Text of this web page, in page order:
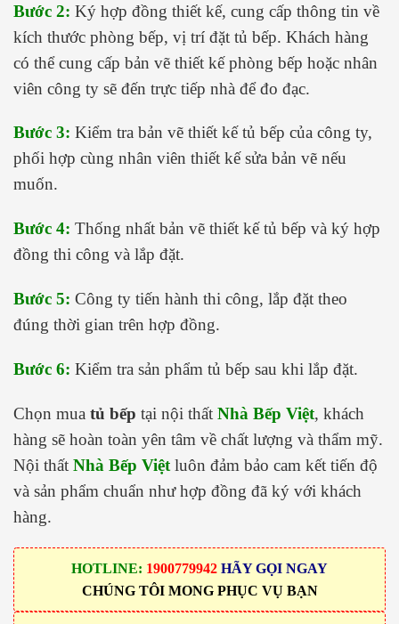
Bước 2: Ký hợp đồng thiết kế, cung cấp thông tin về
kích thước phòng bếp, vị trí đặt tủ bếp. Khách hàng
có thể cung cấp bản vẽ thiết kế phòng bếp hoặc nhân
viên công ty sẽ đến trực tiếp nhà để đo đạc.
Bước 3: Kiểm tra bản vẽ thiết kế tủ bếp của công ty,
phối hợp cùng nhân viên thiết kế sửa bản vẽ nếu
muốn.
Bước 4: Thống nhất bản vẽ thiết kế tủ bếp và ký hợp
đồng thi công và lắp đặt.
Bước 5: Công ty tiến hành thi công, lắp đặt theo
đúng thời gian trên hợp đồng.
Bước 6: Kiểm tra sản phẩm tủ bếp sau khi lắp đặt.
Chọn mua tủ bếp tại nội thất Nhà Bếp Việt, khách
hàng sẽ hoàn toàn yên tâm về chất lượng và thẩm mỹ.
Nội thất Nhà Bếp Việt luôn đảm bảo cam kết tiến độ
và sản phẩm chuẩn như hợp đồng đã ký với khách
hàng.
HOTLINE: 1900779942 HÃY GỌI NGAY
CHÚNG TÔI MONG PHỤC VỤ BẠN